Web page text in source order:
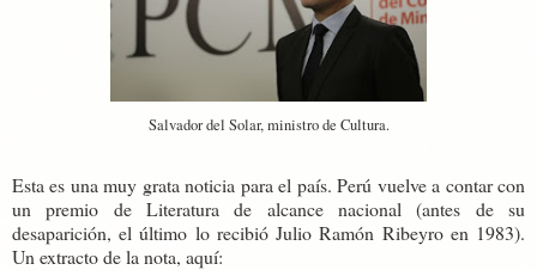
Salvador del Solar, ministro de Cultura.
Esta es una muy grata noticia para el país. Perú vuelve a contar con
un premio de Literatura de alcance nacional (antes de su
desaparición, el último lo recibió Julio Ramón Ribeyro en 1983).
Un extracto de la nota, aquí: